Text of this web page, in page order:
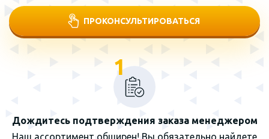
ПРОКОНСУЛЬТИРОВАТЬСЯ
1
Дождитесь подтверждения заказа менеджером
Наш ассортимент обширен! Вы обязательно найдете